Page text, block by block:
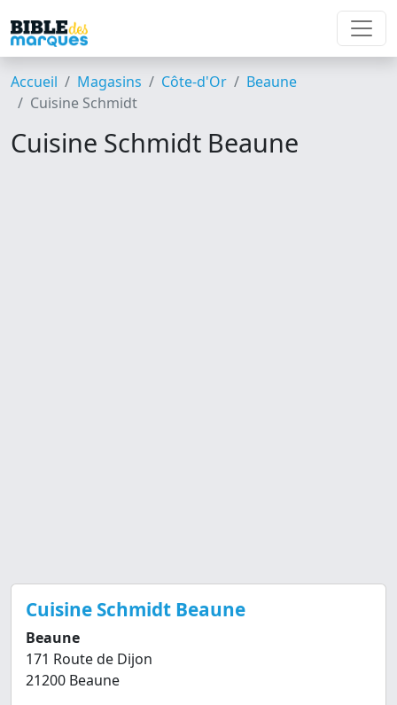
Accueil Magasins Côte-d'Or
Beaune
Cuisine Schmidt
Cuisine Schmidt Beaune
Cuisine Schmidt Beaune
Beaune
171 Route de Dijon
21200 Beaune